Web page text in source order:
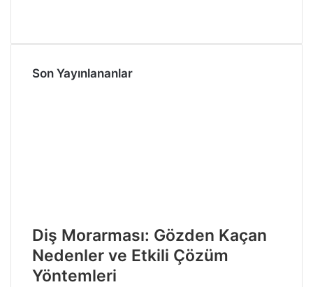
Son Yayınlananlar
Diş Morarması: Gözden Kaçan
Nedenler ve Etkili Çözüm
Yöntemleri